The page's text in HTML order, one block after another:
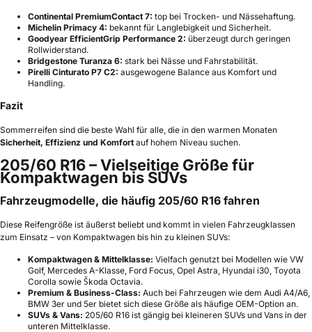
Continental PremiumContact 7: top bei Trocken- und Nässehaftung.
Michelin Primacy 4: bekannt für Langlebigkeit und Sicherheit.
Goodyear EfficientGrip Performance 2: überzeugt durch geringen
Rollwiderstand.
Bridgestone Turanza 6: stark bei Nässe und Fahrstabilität.
Pirelli Cinturato P7 C2: ausgewogene Balance aus Komfort und
Handling.
Fazit
Sommerreifen sind die beste Wahl für alle, die in den warmen Monaten
Sicherheit, Effizienz und Komfort auf hohem Niveau suchen.
205/60 R16 – Vielseitige Größe für
Kompaktwagen bis SUVs
Fahrzeugmodelle, die häufig 205/60 R16 fahren
Diese Reifengröße ist äußerst beliebt und kommt in vielen Fahrzeugklassen
zum Einsatz – von Kompaktwagen bis hin zu kleinen SUVs:
Kompaktwagen & Mittelklasse: Vielfach genutzt bei Modellen wie VW
Golf, Mercedes A-Klasse, Ford Focus, Opel Astra, Hyundai i30, Toyota
Corolla sowie Škoda Octavia.
Premium & Business-Class: Auch bei Fahrzeugen wie dem Audi A4/A6,
BMW 3er und 5er bietet sich diese Größe als häufige OEM-Option an.
SUVs & Vans: 205/60 R16 ist gängig bei kleineren SUVs und Vans in der
unteren Mittelklasse.